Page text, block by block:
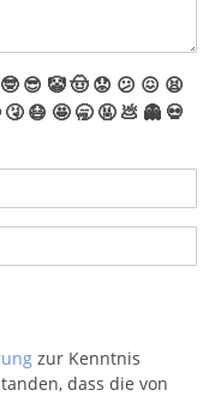
🤓 😎 🤡🤠 😟 😕 😖 😫
🤧 😷 🤩 🥱 🤬 💩 👻 💀
zur Kenntnis
dass die von